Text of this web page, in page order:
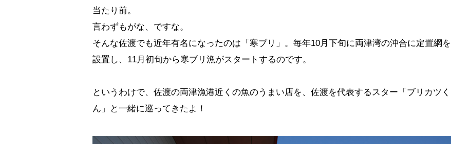
当たり前。
言わずもがな、ですな。
そんな佐渡でも近年有名になったのは「寒ブリ」。毎年10月下旬に両津湾の沖合に定置網を
設置し、11月初旬から寒ブリ漁がスタートするのです。
というわけで、佐渡の両津漁港近くの魚のうまい店を、佐渡を代表するスター「ブリカツく
ん」と一緒に巡ってきたよ！